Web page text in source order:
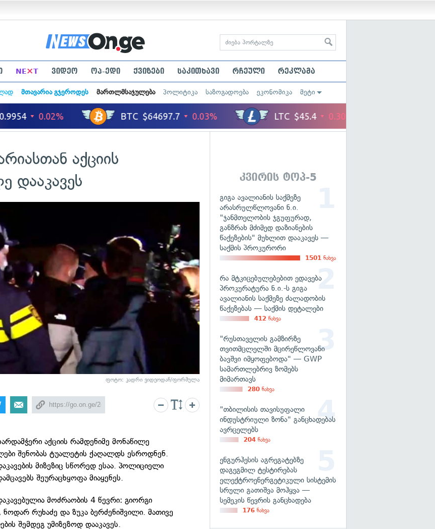
NE×T ვიდეო ოპ-ედი ქვიზები საკითხავი რჩეული რეკლამა
მთავარია გჯეროდეს მართლმსაჯულება პოლიტიკა საზოგადოება ეკონომიკა მეტი
აქციის
დააკავეს
ფოტო: კადრი ვიდეოდან/ფორმულა
აქციის რამდენიმე მონაწილე
შენობას ტუალეტის ქაღალდს ესროდნენ.
მიზეზიც სწორედ ესაა. პოლიციელი
შეურაცხყოფა მიაყენეს.
მოძრაობის 4 წევრი: გიორგი
ნოდარ რუხაძე და ზუკა ბერძენიშვილი. მათივე
შემდეგ უმიზეზოდ დააკავეს.
კვირის ტოპ-5
გიგა ავალიანის საქმეზე
არასრულწლოვანი ნ.ი.
"ჯანმთელობის ჯგუფურად,
განზრახ მძიმედ დაზიანების
წაქეზების" მუხლით დააკავეს —
საქმის პროკურორი
1501 ნახვა
რა მტკიცებულებებით ედავება
პროკურატურა ნ.ი.-ს გიგა
ავალიანის საქმეზე ძალადობის
წაქეზებას — საქმის დეტალები
412 ნახვა
"რუსთაველის გამზირზე
თვითმცლელში მცირეწლოვანი
ბავშვი იმყოფებოდა" — GWP
სამართლებრივ ზომებს
მიმართავს
280 ნახვა
"თბილისის თავისუფალი
ინდუსტრიული ზონა" განცხადებას
ავრცელებს
204 ნახვა
ენგურჰესის აგრეგატებზე
დაგეგმილ ტესტირებას
ელექტროენერგეტიკული სისტემის
სრული გათიშვა მოჰყვა —
სემეკის წევრის განცხადება
176 ნახვა